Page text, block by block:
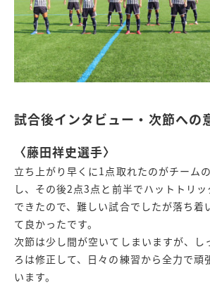
試合後インタビュー・次節への
〈藤田祥史選手〉
立ち上がり早くに1点取れたのがチーム
し、その後2点3点と前半でハットトリ
できたので、難しい試合でしたが落ち着
て良かったです。
次節は少し間が空いてしまいますが、し
ろは修正して、日々の練習から全力で頑
います。